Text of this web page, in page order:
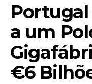
a um
€6